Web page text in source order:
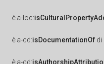
è a-loc:
è a-cd:isDocumentationOf di
è a-cd: